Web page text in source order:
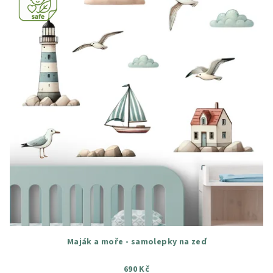
Maják a moře - samolepky na zeď
690 Kč